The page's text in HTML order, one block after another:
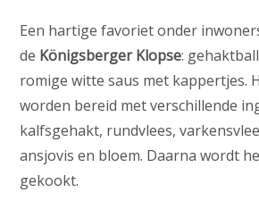
Een hartige favoriet onder
de Königsberger Klopse:
romige witte saus met kappertjes.
worden bereid met verschillende
kalfsgehakt, rundvlees,
ansjovis en bloem. Daarna wordt
gekookt.